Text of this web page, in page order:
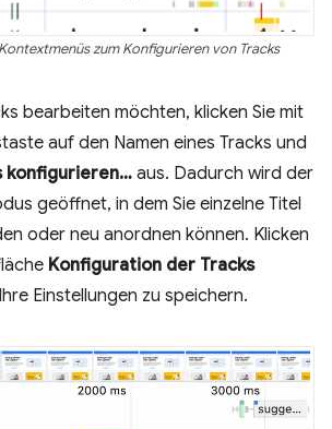
zum Konfigurieren von Tracks
bearbeiten möchten, klicken Sie mit
auf den Namen eines Tracks und
konfigurieren… aus. Dadurch wird der
geöffnet, in dem Sie einzelne Titel
oder neu anordnen können. Klicken
Konfiguration der Tracks
Einstellungen zu speichern.